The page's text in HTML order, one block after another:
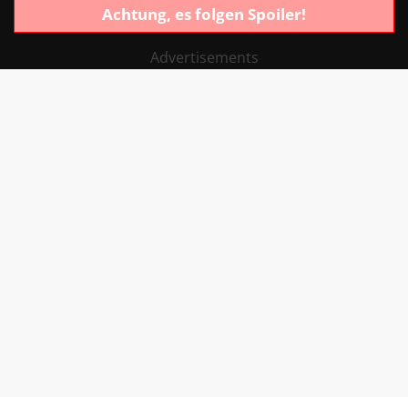
Achtung, es folgen Spoiler!
Advertisements